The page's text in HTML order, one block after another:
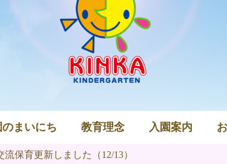
のまいにち 教育理念 入園案内
流保育更新しました（12/13）